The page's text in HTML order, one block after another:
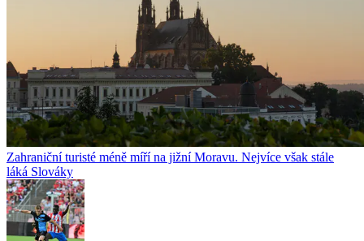
Zahraniční turisté méně míří na jižní Moravu. Nejvíce však stále
láká Slováky